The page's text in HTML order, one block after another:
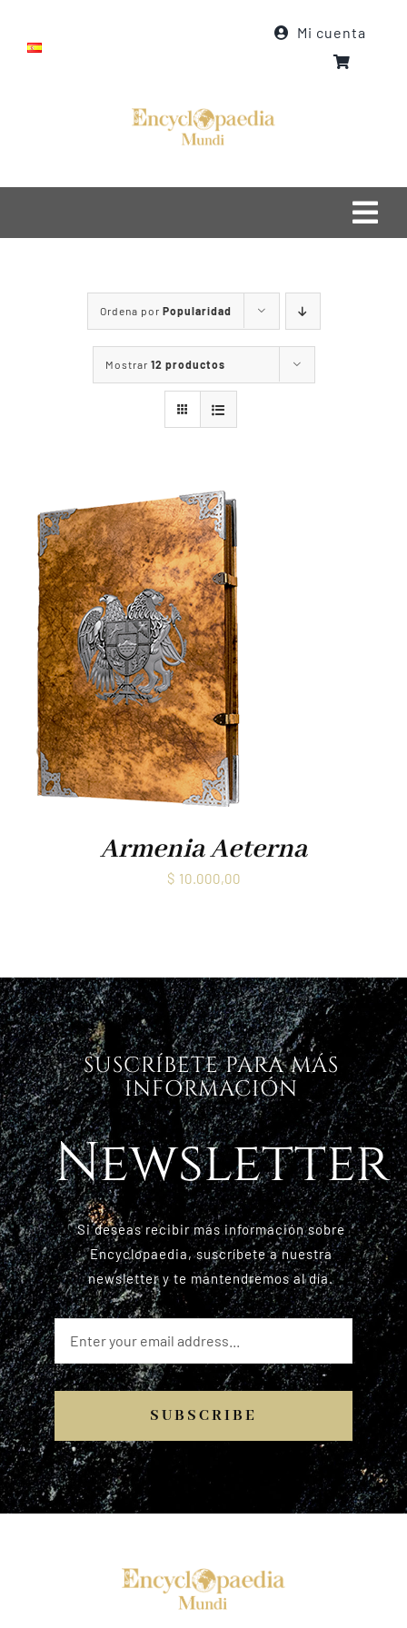
Mi cuenta
Quiénes somos
Qué hacemos
Contacto
Ordena por Popularidad
Mostrar 12 productos
Armenia Aeterna
$ 10.000,00
SUSCRÍBETE PARA MÁS
INFORMACIÓN
Newsletter
Si deseas recibir más información sobre
Encyclopaedia, suscríbete a nuestra
newsletter y te mantendremos al día.
SUBSCRIBE